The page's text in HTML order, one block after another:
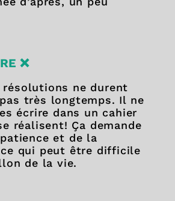
❌
résolutions ne durent
très longtemps. Il ne
écrire dans un cahier
réalisent! Ça demande
et de la
ce qui peut être difficile
de la vie.